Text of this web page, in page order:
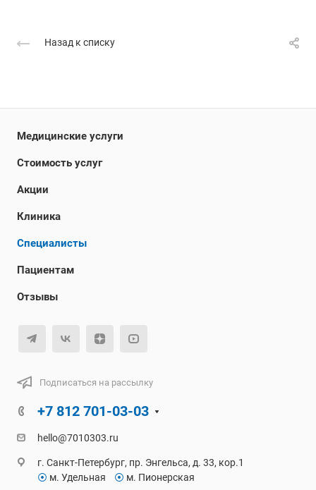
Назад к списку
Медицинские услуги
Стоимость услуг
Акции
Клиника
Специалисты
Пациентам
Отзывы
Подписаться на рассылку
+7 812 701-03-03
hello@7010303.ru
г. Санкт-Петербург, пр. Энгельса, д. 33, кор.1
⦿ м. Удельная ⦿ м. Пионерская